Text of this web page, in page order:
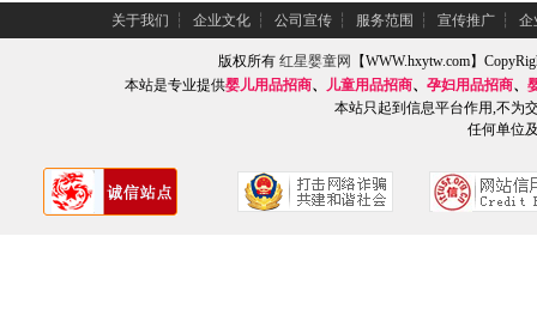
关于我们 ┆ 企业文化 ┆ 公司宣传 ┆ 服务范围 ┆ 宣传推广 ┆ 企
版权所有红星婴童网
【WWW.hxytw.com】
本站是专业提供婴儿用品招商、 儿童用品招商、 孕妇用品招商、
本站只起到信息平台作用,不为
任何单位